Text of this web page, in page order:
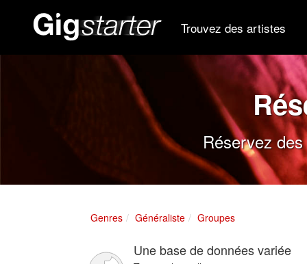
Trouvez des artistes
Réservez
Genres Généraliste Groupes
Une base de données variée